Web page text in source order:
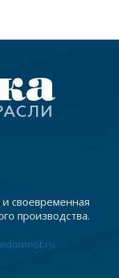
своевременная
производства.